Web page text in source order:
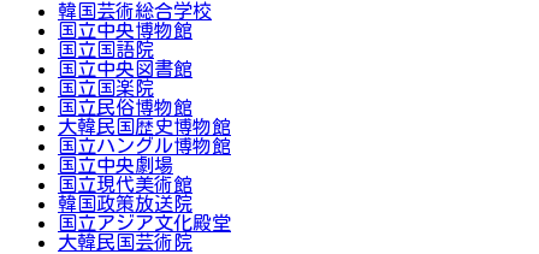
韓国芸術総合学校
国立中央博物館
国立国語院
国立中央図書館
国立国楽院
国立民俗博物館
大韓民国歴史博物館
国立ハングル博物館
国立中央劇場
国立現代美術館
韓国政策放送院
国立アジア文化殿堂
大韓民国芸術院